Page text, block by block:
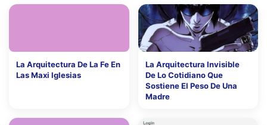
La Arquitectura De La Fe En
Las Maxi Iglesias
La Arquitectura Invisible
De Lo Cotidiano Que
Sostiene El Peso De Una
Madre